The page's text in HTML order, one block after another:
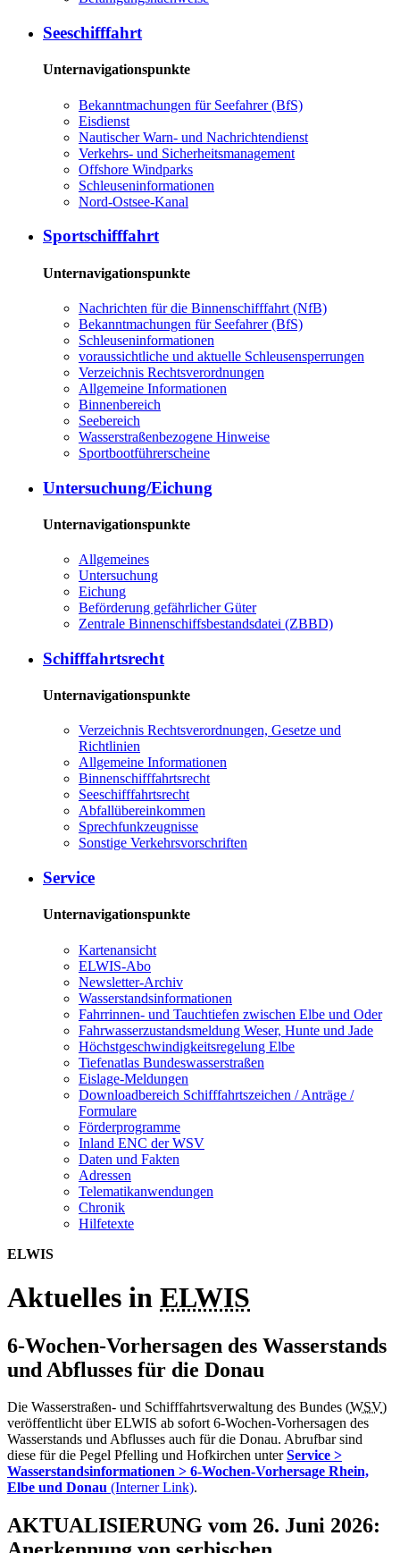
Seeschifffahrt
Unternavigationspunkte
Bekanntmachungen für Seefahrer (BfS)
Eisdienst
Nautischer Warn- und Nachrichtendienst
Verkehrs- und Sicherheitsmanagement
Offshore Windparks
Schleuseninformationen
Nord-Ostsee-Kanal
Sportschifffahrt
Unternavigationspunkte
Nachrichten für die Binnenschifffahrt (NfB)
Bekanntmachungen für Seefahrer (BfS)
Schleuseninformationen
voraussichtliche und aktuelle Schleusensperrungen
Verzeichnis Rechtsverordnungen
Allgemeine Informationen
Binnenbereich
Seebereich
Wasserstraßenbezogene Hinweise
Sportbootführerscheine
Untersuchung/Eichung
Unternavigationspunkte
Allgemeines
Untersuchung
Eichung
Beförderung gefährlicher Güter
Zentrale Binnenschiffsbestandsdatei (ZBBD)
Schifffahrtsrecht
Unternavigationspunkte
Verzeichnis Rechtsverordnungen, Gesetze und
Richtlinien
Allgemeine Informationen
Binnenschifffahrtsrecht
Seeschifffahrtsrecht
Abfallübereinkommen
Sprechfunkzeugnisse
Sonstige Verkehrsvorschriften
Service
Unternavigationspunkte
Kartenansicht
ELWIS-Abo
Newsletter-Archiv
Wasserstandsinformationen
Fahrrinnen- und Tauchtiefen zwischen Elbe und Oder
Fahrwasserzustandsmeldung Weser, Hunte und Jade
Höchstgeschwindigkeitsregelung Elbe
Tiefenatlas Bundeswasserstraßen
Eislage-Meldungen
Downloadbereich Schifffahrtszeichen / Anträge /
Formulare
Förderprogramme
Inland ENC der WSV
Daten und Fakten
Adressen
Telematikanwendungen
Chronik
Hilfetexte
ELWIS
Aktuelles in ELWIS
6-Wochen-Vorhersagen des Wasserstands
und Abflusses für die Donau
Die Wasserstraßen- und Schifffahrtsverwaltung des Bundes (WSV)
veröffentlicht über ELWIS ab sofort 6-Wochen-Vorhersagen des
Wasserstands und Abflusses auch für die Donau. Abrufbar sind
diese für die Pegel Pfelling und Hofkirchen unterService >
Wasserstandsinformationen > 6-Wochen-Vorhersage Rhein,
Elbe und Donau (Interner Link).
AKTUALISIERUNG vom 26. Juni 2026: